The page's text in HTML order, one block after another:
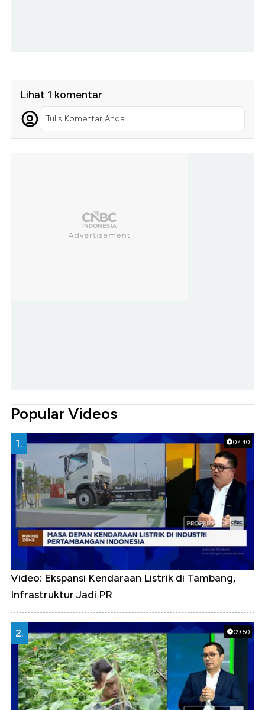
Lihat 1 komentar
Tulis Komentar Anda...
Popular Videos
07:40
1.
Video: Ekspansi Kendaraan Listrik di Tambang,
Infrastruktur Jadi PR
09:50
2.